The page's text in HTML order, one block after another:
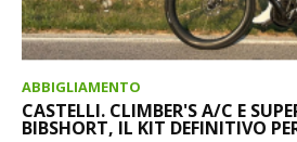
ABBIGLIAMENTO
CASTELLI. CLIMBER'S A/C E
BIBSHORT, IL KIT DEFINITIVO